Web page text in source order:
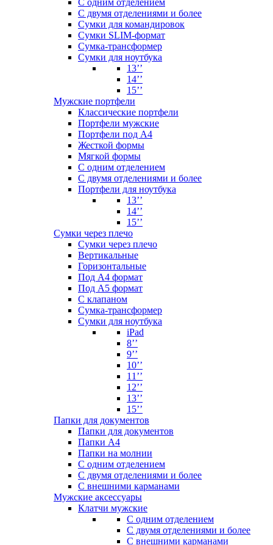
С одним отделением
С двумя отделениями и более
Сумки для командировок
Сумки SLIM-формат
Сумка-трансформер
Сумки для ноутбука
13’’
14’’
15’’
Мужские портфели
Классические портфели
Портфели мужские
Портфели под А4
Жесткой формы
Мягкой формы
С одним отделением
С двумя отделениями и более
Портфели для ноутбука
13’’
14’’
15’’
Сумки через плечо
Сумки через плечо
Вертикальные
Горизонтальные
Под А4 формат
Под А5 формат
С клапаном
Сумка-трансформер
Сумки для ноутбука
iPad
8’’
9’’
10’’
11’’
12’’
13’’
15’’
Папки для документов
Папки для документов
Папки А4
Папки на молнии
С одним отделением
С двумя отделениями и более
С внешними карманами
Мужские аксессуары
Клатчи мужские
С одним отделением
С двумя отделениями и более
С внешними карманами